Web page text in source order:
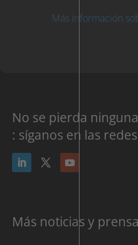
Más información
No se pierda
: síganos en las
Más noticias y prensa